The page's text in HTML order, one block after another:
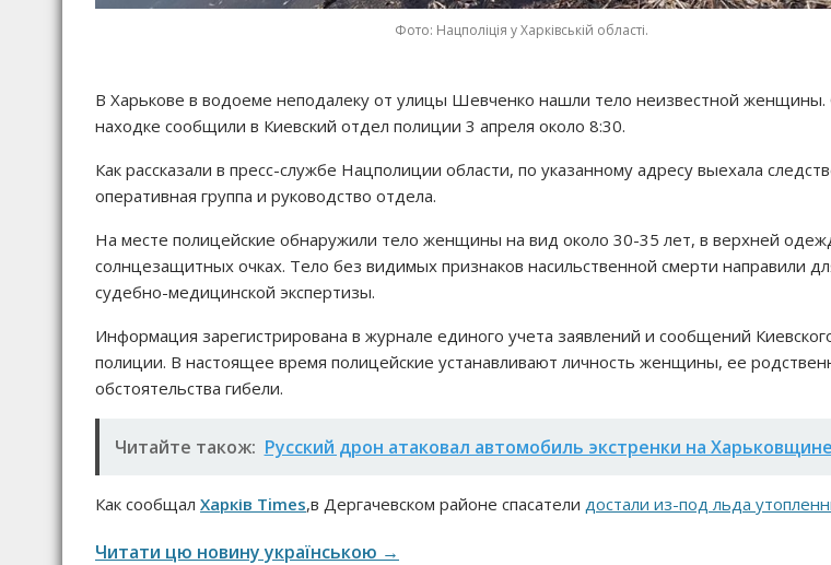
Фото: Нацполіція у Харківській області.
В Харькове в водоеме неподалеку от улицы Шевченко нашли тело неизвестной
находке сообщили в Киевский отдел полиции 3 апреля около 8:30.
Как рассказали в пресс-службе Нацполиции области, по указанному адресу выехала
оперативная группа и руководство отдела.
На месте полицейские обнаружили тело женщины на вид около 30-35 лет, в верхней
солнцезащитных очках. Тело без видимых признаков насильственной смерти направили
судебно-медицинской экспертизы.
Информация зарегистрирована в журнале единого учета заявлений и сообщений
полиции. В настоящее время полицейские устанавливают личность женщины, ее
обстоятельства гибели.
Читайте також: Русский дрон атаковал автомобиль экстренки на Харьковщине
Как сообщал Харків Times,в Дергачевском районе спасатели достали из-под льда
Читати цю новину українською →